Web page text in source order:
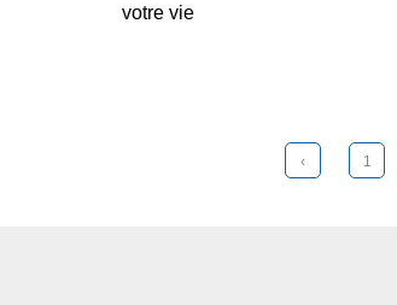
votre vie
‹ 1